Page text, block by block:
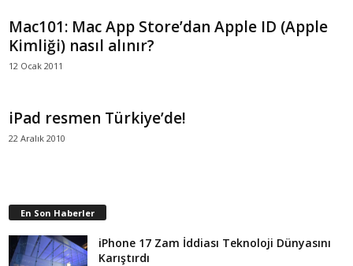
Mac101: Mac App Store’dan Apple ID (Apple
Kimliği) nasıl alınır?
12 Ocak 2011
iPad resmen Türkiye’de!
22 Aralık 2010
En Son Haberler
iPhone 17 Zam İddiası Teknoloji Dünyasını
Karıştırdı